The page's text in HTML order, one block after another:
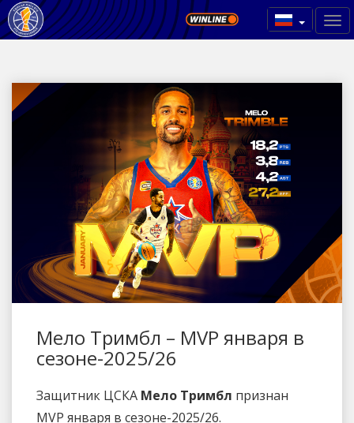
Мело Тримбл – MVP января в
сезоне-2025/26
Защитник ЦСКА Мело Тримбл признан
MVP января в сезоне-2025/26.